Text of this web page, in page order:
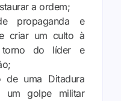
a ordem;
propaganda e
criar um culto à
torno do líder e
de uma Ditadura
um golpe militar